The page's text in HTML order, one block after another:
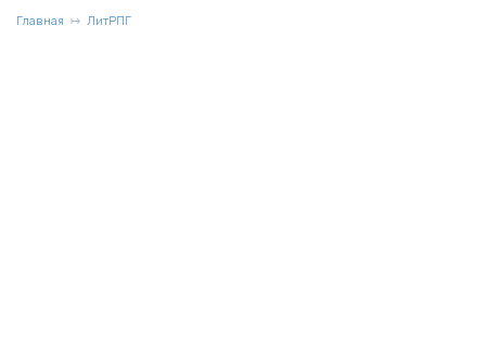
Главная ЛитРПГ